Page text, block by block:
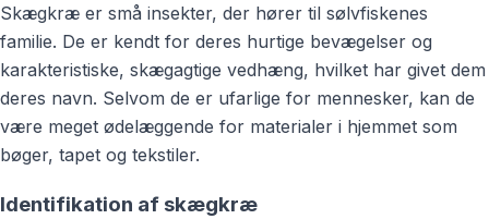
Skægkræ er små insekter, der hører til sølvfiskenes
familie. De er kendt for deres hurtige bevægelser og
karakteristiske, skægagtige vedhæng, hvilket har givet dem
deres navn. Selvom de er ufarlige for mennesker, kan de
være meget ødelæggende for materialer i hjemmet som
bøger, tapet og tekstiler.
Identifikation af skægkræ